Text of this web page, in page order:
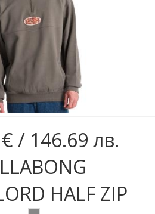
/ 146.69 лв.
HALF ZIP